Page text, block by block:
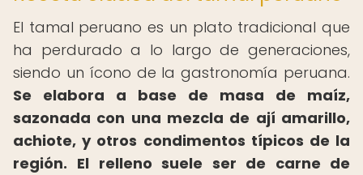
El tamal peruano es un plato tradicional que
ha perdurado a lo largo de generaciones,
siendo un ícono de la gastronomía peruana.
Se elabora a base de masa de maíz,
sazonada con una mezcla de ají amarillo,
achiote, y otros condimentos típicos de la
región. El relleno suele ser de carne de